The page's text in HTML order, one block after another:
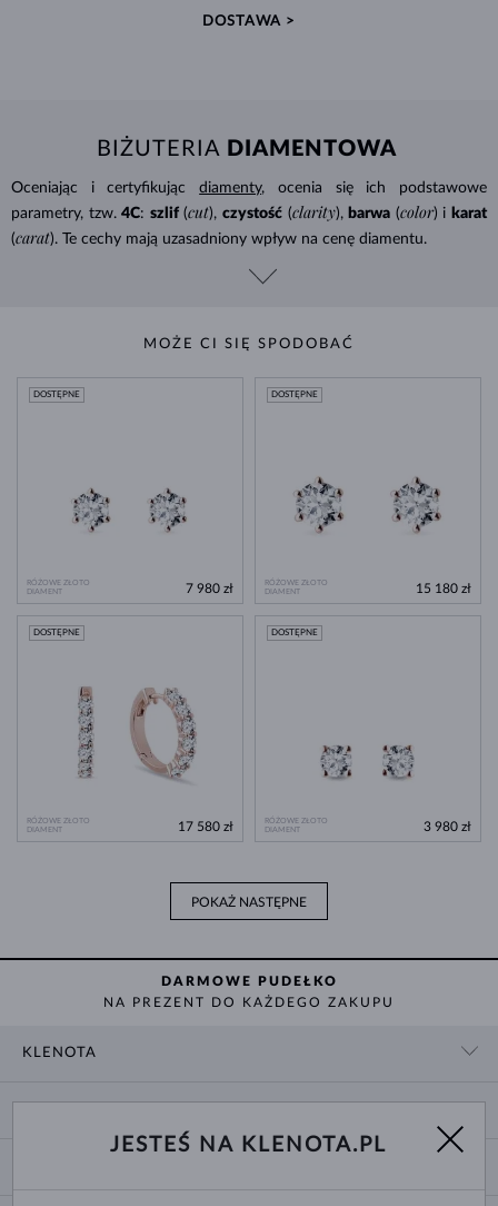
DOSTAWA >
BIŻUTERIA DIAMENTOWA
Oceniając i certyfikującdiamenty, ocenia się ich podstawowe
parametry, tzw. 4C: szlif (cut), czystość (clarity), barwa (color) i karat
(carat). Te cechy mają uzasadniony wpływ na cenę diamentu.
MOŻE CI SIĘ SPODOBAĆ
RÓŻOWE ZŁOTO
DIAMENT
DOSTĘPNE
7 980 zł
RÓŻOWE ZŁOTO
DIAMENT
DOSTĘPNE
15 180 zł
RÓŻOWE ZŁOTO
DIAMENT
DOSTĘPNE
17 580 zł
RÓŻOWE ZŁOTO
DIAMENT
DOSTĘPNE
3 980 zł
POKAŻ NASTĘPNE
DARMOWE PUDEŁKO
NA PREZENT DO KAŻDEGO ZAKUPU
KLENOTA
DOSTAWA I PŁATNOŚĆJESTEŚ NA KLENOTA.PL